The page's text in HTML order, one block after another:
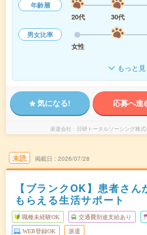
年齢層
20代
30代
男女比率
女性
もっと
気になる! 応募へ進
派遣会社 日研トータルソーシング株
未読 掲載日 2026/07/28
【ブランクOK】患者さ
もらえる生活サポート
職種未経験OK 交通費別途支給あり
WEB登録OK 派遣